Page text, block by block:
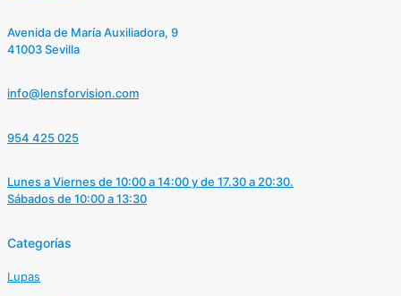
Avenida de María Auxiliadora, 9
41003 Sevilla
info@lensforvision.com
954 425 025
Lunes a Viernes de 10:00 a 14:00 y de 17.30 a 20:30.
Sábados de 10:00 a 13:30
Categorías
Lupas